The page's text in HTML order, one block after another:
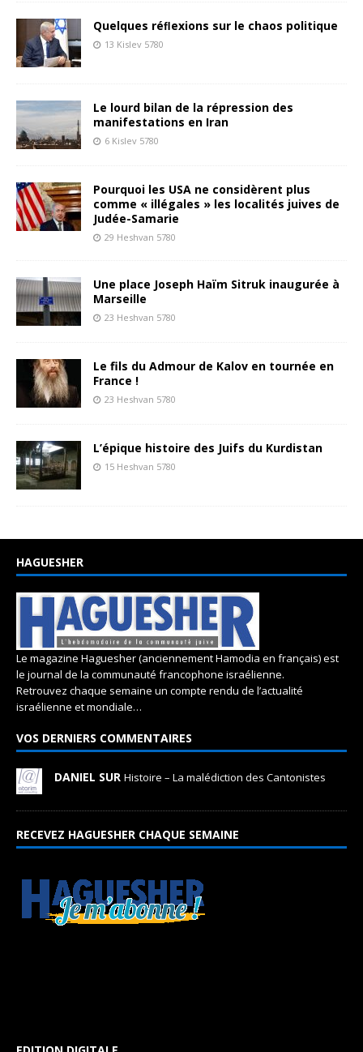
Quelques réﬂexions sur le chaos politique
13 Kislev 5780
Le lourd bilan de la répression des
manifestations en Iran
6 Kislev 5780
Pourquoi les USA ne considèrent plus
comme « illégales » les localités juives de
Judée-Samarie
29 Heshvan 5780
Une place Joseph Haïm Sitruk inaugurée à
Marseille
23 Heshvan 5780
Le fils du Admour de Kalov en tournée en
France !
23 Heshvan 5780
L’épique histoire des Juifs du Kurdistan
15 Heshvan 5780
HAGUESHER
Le magazine Haguesher (anciennement Hamodia en français) est
le journal de la communauté francophone israélienne.
Retrouvez chaque semaine un compte rendu de l’actualité
israélienne et mondiale…
VOS DERNIERS COMMENTAIRES
DANIEL SUR Histoire – La malédiction des Cantonistes
RECEVEZ HAGUESHER CHAQUE SEMAINE